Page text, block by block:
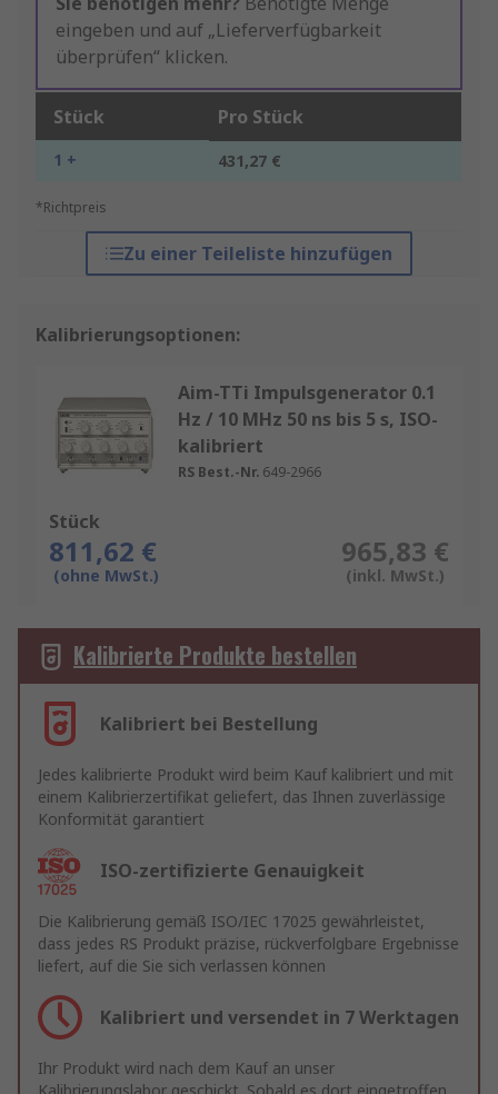
eingeben und auf „Lieferverfügbarkeit
überprüfen“ klicken.
Stück Pro Stück
1 + 431,27 €
*Richtpreis
Zu einer Teileliste hinzufügen
Kalibrierungsoptionen:
Aim-TTi Impulsgenerator 0.1
Hz / 10 MHz 50 ns bis 5 s, ISO-
kalibriert
RS Best.-Nr. 649-2966
Stück
811,62 €
(ohne MwSt.)
965,83 €
(inkl. MwSt.)
Kalibrierte Produkte bestellen
Kalibriert bei Bestellung
Jedes kalibrierte Produkt wird beim Kauf kalibriert und mit
einem Kalibrierzertifikat geliefert, das Ihnen zuverlässige
Konformität garantiert
ISO-zertifizierte Genauigkeit
Die Kalibrierung gemäß ISO/IEC 17025 gewährleistet,
dass jedes RS Produkt präzise, rückverfolgbare Ergebnisse
liefert, auf die Sie sich verlassen können
Kalibriert und versendet in 7 Werktagen
Ihr Produkt wird nach dem Kauf an unser